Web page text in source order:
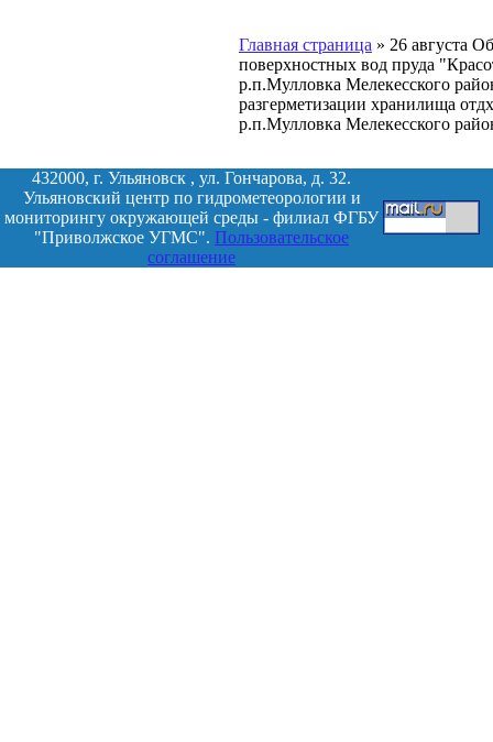
Главная страница » 26 августа
поверхностных вод пруда
р.п.Мулловка Мелекесского
разгерметизации хранилища
р.п.Мулловка Мелекесского
432000, г. Ульяновск , ул. Гончарова, д. 32.
Ульяновский центр по гидрометеорологии и
мониторингу окружающей среды - филиал ФГБУ
"Приволжское УГМС". Пользовательское
соглашение